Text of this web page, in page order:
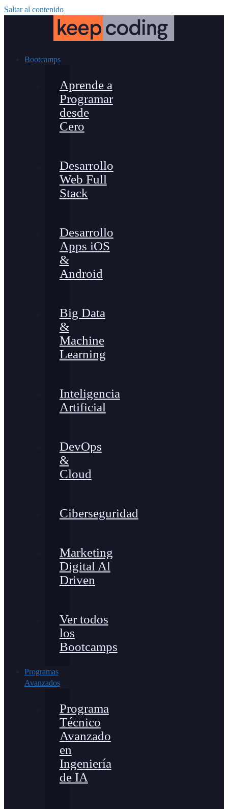
Saltar al contenido
Bootcamps
Aprende a
Programar
desde
Cero
Desarrollo
Web Full
Stack
Desarrollo
Apps iOS
&
Android
Big Data
&
Machine
Learning
Inteligencia
Artificial
DevOps
&
Cloud
Ciberseguridad
Marketing
Digital Al
Driven
Ver todos
los
Bootcamps
Programas
Avanzados
Programa
Técnico
Avanzado
en
Ingeniería
de IA